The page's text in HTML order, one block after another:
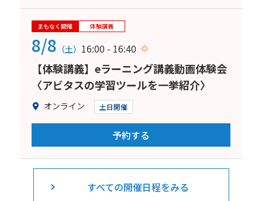
まもなく開催 体験講義
8/8 （土） 16:00 - 16:40
【体験講義】eラーニング講義動画体験会
〈アビタスの学習ツールを一挙紹介〉
オンライン 土日開催
予約する
すべての開催日程をみる